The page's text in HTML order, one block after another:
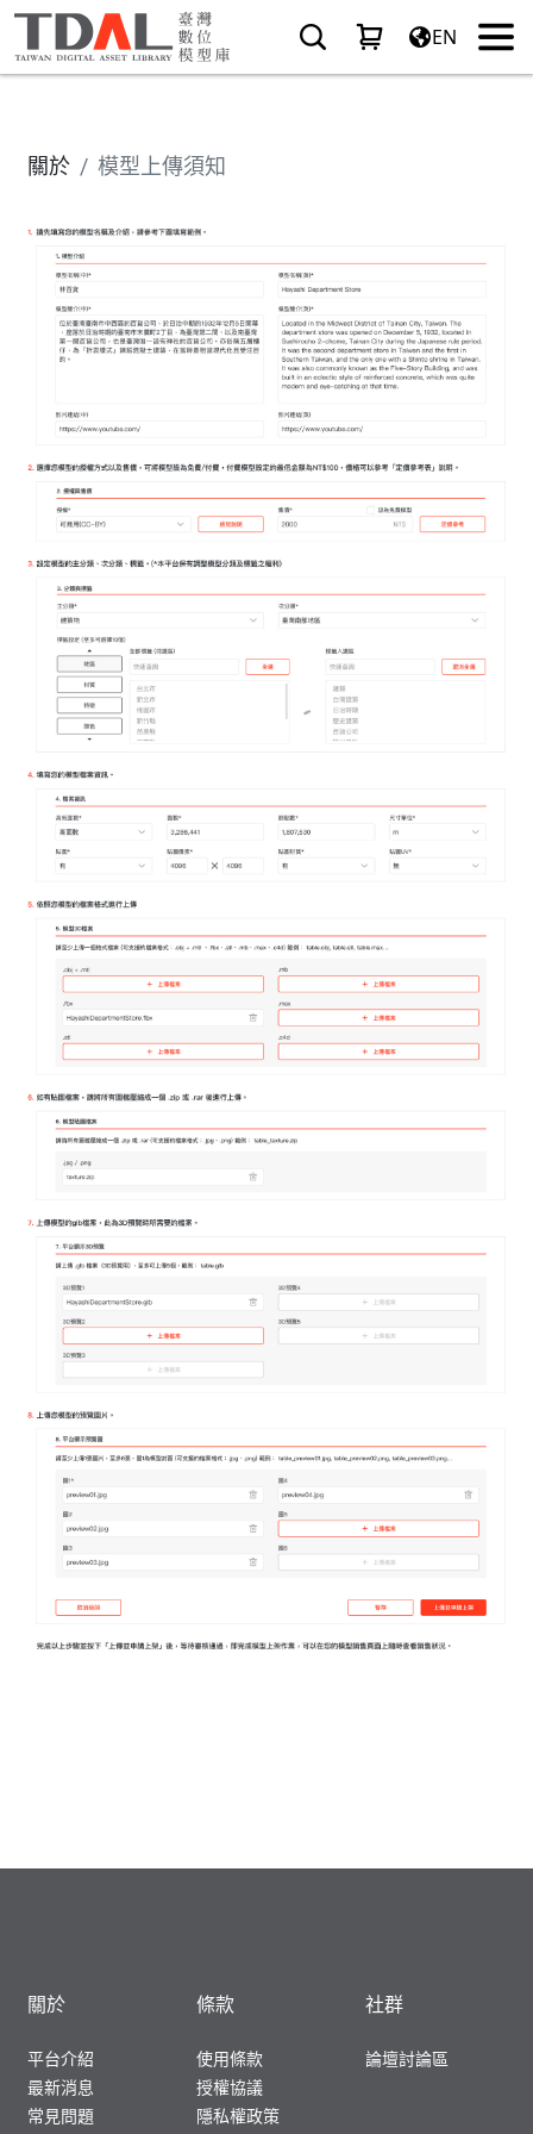
EN
關於 模型上傳須知
關於
平台介紹
最新消息
常見問題
條款
使用條款
授權協議
隱私權政策
社群
論壇討論區